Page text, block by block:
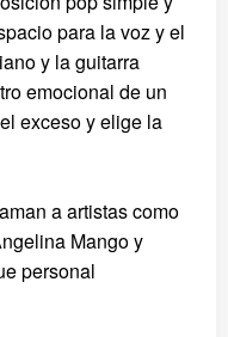
para la voz y el
y la guitarra
emocional de un
exceso y elige la
a artistas como
Mango y
personal